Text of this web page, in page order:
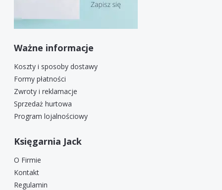
Ważne informacje
Koszty i sposoby dostawy
Formy płatności
Zwroty i reklamacje
Sprzedaż hurtowa
Program lojalnościowy
Księgarnia Jack
O Firmie
Kontakt
Regulamin